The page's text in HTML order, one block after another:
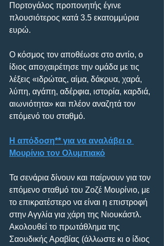
Πορτογάλος προπονητής έγινε
πλουσιότερος κατά 3.5 εκατομμύρια
ευρώ.
Ο κόσμος τον αποθέωσε στο αντίο, ο
ίδιος αποχαιρέτησε την ομάδα με τις
λέξεις «ιδρώτας, αίμα, δάκρυα, χαρά,
λύπη, αγάπη, αδέρφια, ιστορία, καρδιά,
αιωνιότητα» και πλέον αναζητά τον
επόμενό του σταθμό.
Η απόδοση** για να αναλάβει ο
Μουρίνιο τον Ολυμπιακό
Τα σενάρια δίνουν και παίρνουν για τον
επόμενο σταθμό του Ζοζέ Μουρίνιο, με
το επικρατέστερο να είναι η επιστροφή
στην Αγγλία για χάρη της Νιουκάστλ.
Ακολουθεί το πρωτάθλημα της
Σαουδικής Αραβίας (άλλωστε κι ο ίδιος